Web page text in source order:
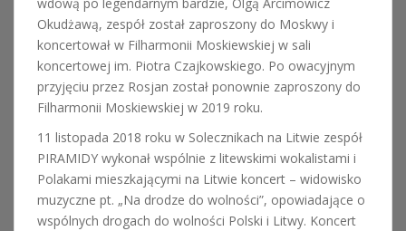
Okudżawą, zespół został zaproszony do Moskwy i
koncertował w Filharmonii Moskiewskiej w sali
koncertowej im. Piotra Czajkowskiego. Po owacyjnym
przyjęciu przez Rosjan został ponownie zaproszony do
Filharmonii Moskiewskiej w 2019 roku.
11 listopada 2018 roku w Solecznikach na Litwie zespół
PIRAMIDY wykonał wspólnie z litewskimi wokalistami i
Polakami mieszkającymi na Litwie koncert – widowisko
muzyczne pt. „Na drodze do wolności”, opowiadające o
wspólnych drogach do wolności Polski i Litwy. Koncert